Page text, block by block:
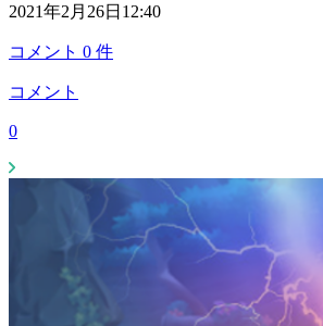
2021年2月26日12:40
コメント 0 件
コメント
0